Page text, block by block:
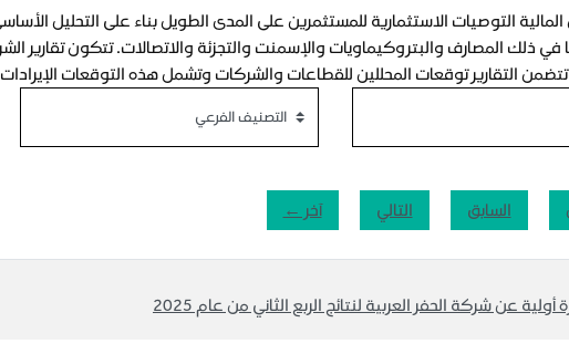
التوصيات الاستثمارية للمستثمرين على المدى الطويل بناء على التحليل
ذلك المصارف والبتروكيماويات والإسمنت والتجزئة والاتصالات. تتكون تقارير
التقارير توقعات المحللين للقطاعات والشركات وتشمل هذه التوقعات الإيرادات
السابق التالي آخر ←
أولية عن شركة الحفر العربية لنتائج الربع الثاني من عام 2025